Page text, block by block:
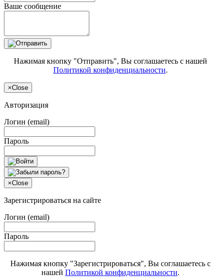
Ваше сообщение
Нажимая кнопку "Отправить", Вы соглашаетесь с нашей
Политикой конфиденциальности.
×Close
Авторизация
Логин (email)
Пароль
×Close
Зарегистрироваться на сайте
Логин (email)
Пароль
Нажимая кнопку "Зарегистрироваться", Вы соглашаетесь с
нашей Политикой конфиденциальности.